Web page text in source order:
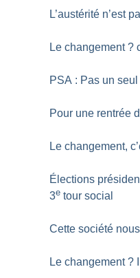
L’austérité n’est
Le changement ?
PSA : Pas un
Pour une rentrée
Le changement,
Élections
3e tour social
Cette société
Le changement ?